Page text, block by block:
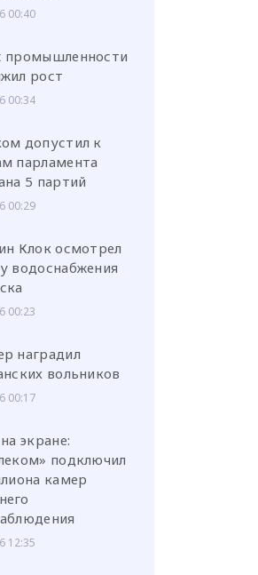
00:40
промышленности
рост
00:34
допустил к
парламента
5 партий
00:29
Клок осмотрел
водоснабжения
00:23
наградил
вольников
00:17
экране:
подключил
камер
12:35